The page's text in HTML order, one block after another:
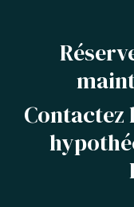
Contactez